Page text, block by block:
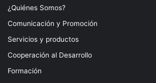
¿Quiénes Somos?
Comunicación y Promoción
Servicios y productos
Cooperación al Desarrollo
Formación